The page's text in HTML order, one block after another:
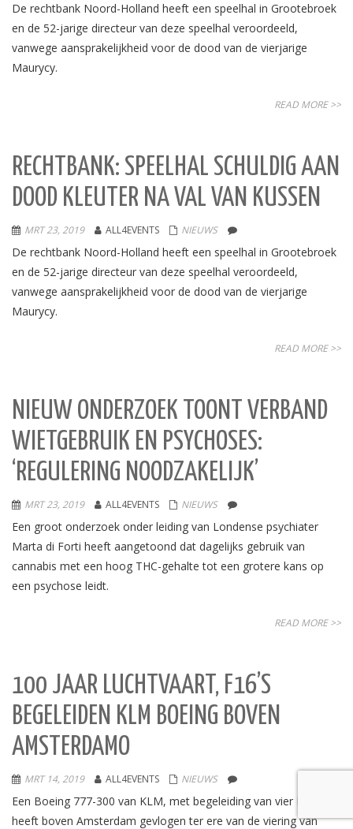
De rechtbank Noord-Holland heeft een speelhal in Grootebroek
en de 52-jarige directeur van deze speelhal veroordeeld,
vanwege aansprakelijkheid voor de dood van de vierjarige
Maurycy.
READ MORE >>
RECHTBANK: SPEELHAL SCHULDIG AAN
DOOD KLEUTER NA VAL VAN KUSSEN
MRT 23, 2019 ALL4EVENTS NIEUWS
De rechtbank Noord-Holland heeft een speelhal in Grootebroek
en de 52-jarige directeur van deze speelhal veroordeeld,
vanwege aansprakelijkheid voor de dood van de vierjarige
Maurycy.
READ MORE >>
NIEUW ONDERZOEK TOONT VERBAND
WIETGEBRUIK EN PSYCHOSES:
‘REGULERING NOODZAKELIJK’
MRT 23, 2019 ALL4EVENTS NIEUWS
Een groot onderzoek onder leiding van Londense psychiater
Marta di Forti heeft aangetoond dat dagelijks gebruik van
cannabis met een hoog THC-gehalte tot een grotere kans op
een psychose leidt.
READ MORE >>
100 JAAR LUCHTVAART, F16’S
BEGELEIDEN KLM BOEING BOVEN
AMSTERDAMO
MRT 14, 2019 ALL4EVENTS NIEUWS
Een Boeing 777-300 van KLM, met begeleiding van vier F-16’s,
heeft boven Amsterdam gevlogen ter ere van de viering van